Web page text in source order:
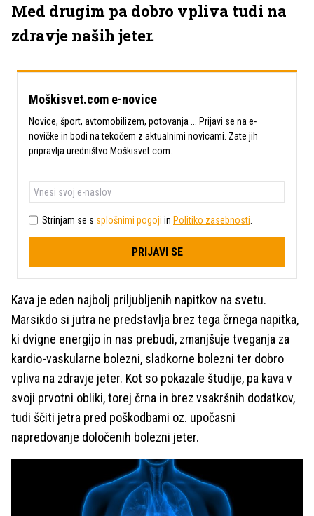
Med drugim pa dobro vpliva tudi na
zdravje naših jeter.
Moškisvet.com e-novice
Novice, šport, avtomobilizem, potovanja ... Prijavi se na e-
novičke in bodi na tekočem z aktualnimi novicami. Zate jih
pripravlja uredništvo Moškisvet.com.
Strinjam se s splošnimi pogoji in Politiko zasebnosti
PRIJAVI SE
Kava je eden najbolj priljubljenih napitkov na svetu.
Marsikdo si jutra ne predstavlja brez tega črnega napitka,
ki dvigne energijo in nas prebudi, zmanjšuje tveganja za
kardio-vaskularne bolezni, sladkorne bolezni ter dobro
vpliva na zdravje jeter. Kot so pokazale študije, pa kava v
svoji prvotni obliki, torej črna in brez vsakršnih dodatkov,
tudi ščiti jetra pred poškodbami oz. upočasni
napredovanje določenih bolezni jeter.